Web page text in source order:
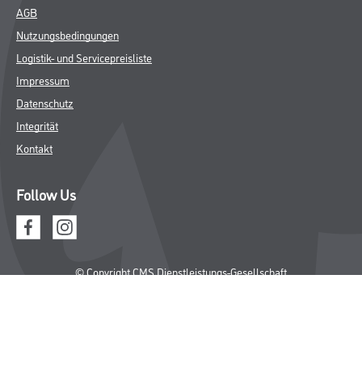
AGB
Nutzungsbedingungen
Logistik- und Servicepreisliste
Impressum
Datenschutz
Integrität
Kontakt
Follow Us
© Copyright CMS Dienstleistungs-Gesellschaft